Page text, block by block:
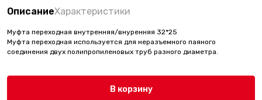
ОписаниеХарактеристики
Муфта переходная внутренняя/внуренняя 32*25
Муфта переходная используется для неразъемного паяного
соединения двух полипропиленовых труб разного диаметра.
В корзину